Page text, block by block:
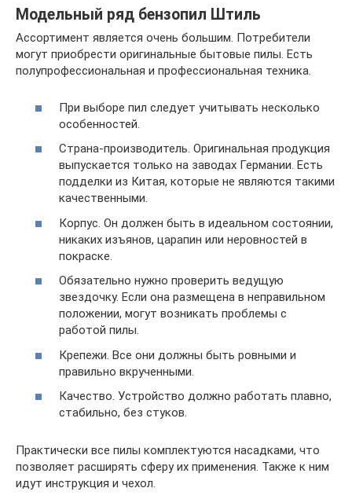
Модельный ряд бензопил Штиль
Ассортимент является очень большим. Потребители
могут приобрести оригинальные бытовые пилы. Есть
полупрофессиональная и профессиональная техника.
При выборе пил следует учитывать несколько
особенностей.
Страна-производитель. Оригинальная продукция
выпускается только на заводах Германии. Есть
подделки из Китая, которые не являются такими
качественными.
Корпус. Он должен быть в идеальном состоянии,
никаких изъянов, царапин или неровностей в
покраске.
Обязательно нужно проверить ведущую
звездочку. Если она размещена в неправильном
положении, могут возникать проблемы с
работой пилы.
Крепежи. Все они должны быть ровными и
правильно вкрученными.
Качество. Устройство должно работать плавно,
стабильно, без стуков.
Практически все пилы комплектуются насадками, что
позволяет расширять сферу их применения. Также к ним
идут инструкция и чехол.